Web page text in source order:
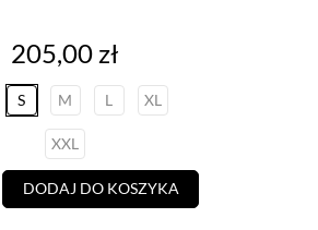
Cena
205,00 zł
S M L XL
XXL
DODAJ DO KOSZYKA